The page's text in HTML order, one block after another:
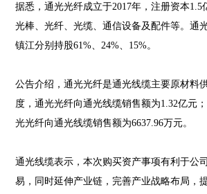
据悉，通光光纤成立于2017年，注册资本1.5
光棒、光纤、光缆、通信设备及配件等。通
镇江分别持股61%、24%、15%。
公告介绍，通光光纤是通光线缆主要原材料
度，通光光纤向通光线缆销售额为1.32亿元
光光纤向通光线缆销售额为6637.96万元。
通光线缆表示，本次购买资产事项有利于公
易，同时延伸产业链，完善产业战略布局，